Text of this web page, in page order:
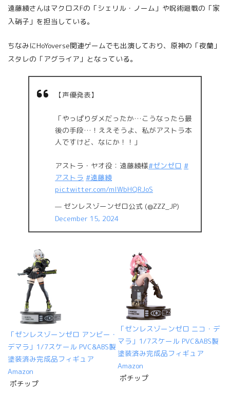
遠藤綾さんはマクロスFの「シェリル・ノーム」や呪術廻戦の「家
入硝子」を担当している。
ちなみにHoYoverse関連ゲームでも出演しており、原神の「夜蘭」
スタレの「アグライア」となっている。
【声優発表】
「やっぱりダメだったか…こうなったら最
後の手段…！ええそうよ、私がアストラ本
人ですけど、なにか！！」
アストラ・ヤオ役：遠藤綾様#ゼンゼロ #
アストラ #遠藤綾
pic.twitter.com/mlWbHQRJoS
— ゼンレスゾーンゼロ公式 (@ZZZ_JP)
December 15, 2024
「ゼンレスゾーンゼロ アンビー・
デマラ」1/7スケール PVC&ABS製
塗装済み完成品フィギュア
Amazon
ポチップ
「ゼンレスゾーンゼロ ニコ・デ
マラ」1/7スケール PVC&ABS製
塗装済み完成品フィギュア
Amazon
ポチップ